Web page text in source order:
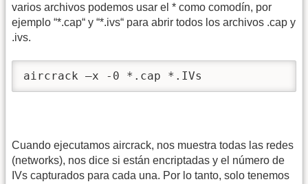
varios archivos podemos usar el * como comodín, por
ejemplo “*.cap“ y “*.ivs“ para abrir todos los archivos .cap y
.ivs.
aircrack –x -0 *.cap *.IVs
Cuando ejecutamos aircrack, nos muestra todas las redes
(networks), nos dice si están encriptadas y el número de
IVs capturados para cada una. Por lo tanto, solo tenemos